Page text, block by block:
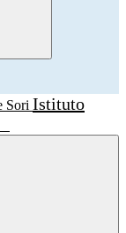
Istituto